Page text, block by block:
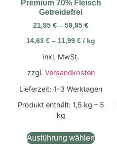
Premium 70% Fleisch
Getreidefrei
21,95€ –59,95€
14,63€ – 11,99€ / kg
inkl. MwSt.
zzgl. Versandkosten
Lieferzeit: 1-3 Werktagen
Produkt enthält: 1,5 kg – 5
kg
Ausführung wählen